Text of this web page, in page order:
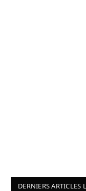
DERNIERS ARTICLES